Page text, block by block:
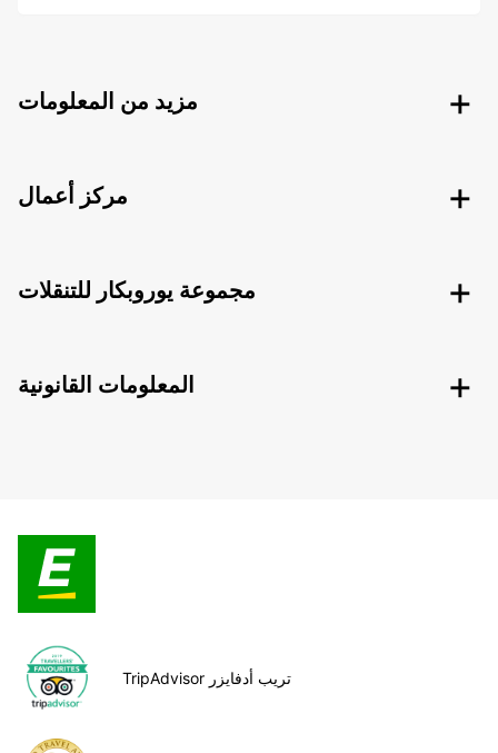
مزيد من المعلومات
مركز أعمال
مجموعة يوروبكار للتنقلات
المعلومات القانونية
TripAdvisor تريب أدفايزر